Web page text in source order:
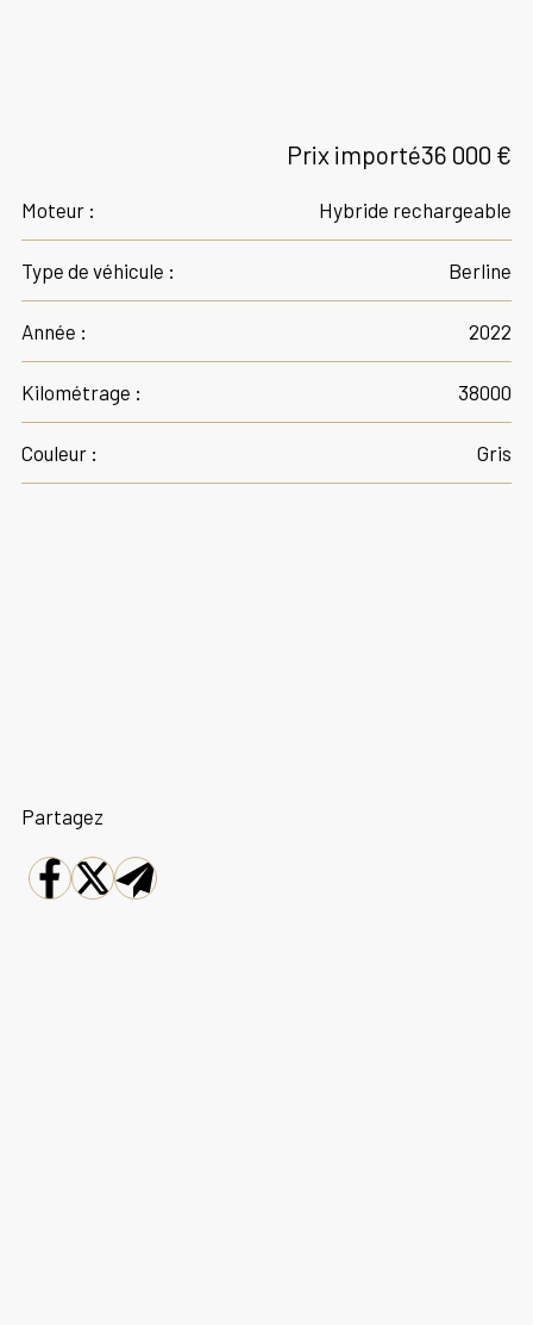
Prix importé36 000 €
Moteur : Hybride rechargeable
Type de véhicule : Berline
Année : 2022
Kilométrage : 38000
Couleur : Gris
Partagez